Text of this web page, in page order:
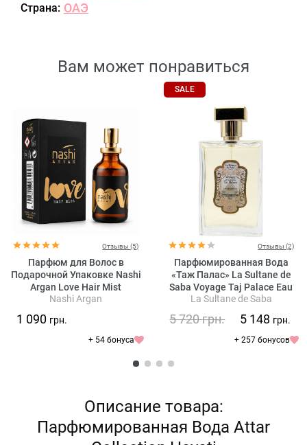
Страна: ОАЭ
Вам может понравиться
Отзывы (5)
Парфюм для Волос в
Подарочной Упаковке Nashi
Argan Love Hair Mist
Nashi Argan
1 090 грн.
+ 54 бонуса
SALE
Отзывы (2)
Парфюмированная Вода
«Таж Палас» La Sultane de
Saba Voyage Taj Palace Eau
De Parfum Musk Incense Rose
La Sultane de Saba
5 720грн. 5 148 грн.
+ 257 бонусов
Описание товара:
Парфюмированная Вода Attar